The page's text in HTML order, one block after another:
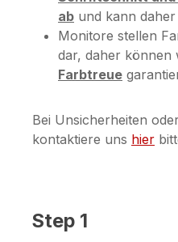
ab und kann
Monitore stellen
dar, daher können
Farbtreue
Bei Unsicherheiten
kontaktiere uns hier
Step 1